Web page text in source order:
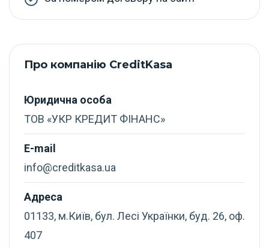
Про компанію CreditKasa
Юридична особа
ТОВ «УКР КРЕДИТ ФІНАНС»
E-mail
info@creditkasa.ua
Адреса
01133, м.Київ, бул. Лесі Українки, буд. 26, оф.
407